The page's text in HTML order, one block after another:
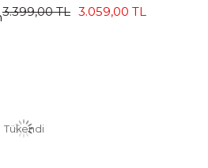
3.399,00 TL 3.059,00 TL
Tükendi